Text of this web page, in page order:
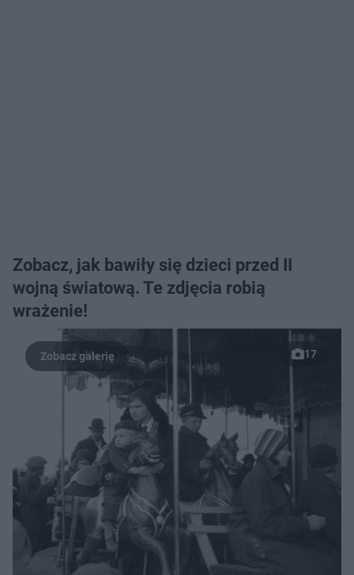
Zobacz, jak bawiły się dzieci przed II
wojną światową. Te zdjęcia robią
wrażenie!
17